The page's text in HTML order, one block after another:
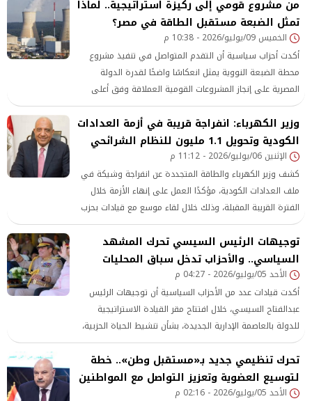
من مشروع قومي إلى ركيزة استراتيجية.. لماذا
تمثل الضبعة مستقبل الطاقة في مصر؟
الخميس 09/يوليو/2026 - 10:38 م
أكدت أحزاب سياسية أن التقدم المتواصل في تنفيذ مشروع
محطة الضبعة النووية يمثل انعكاسًا واضحًا لقدرة الدولة
المصرية على إنجاز المشروعات القومية العملاقة وفق أعلى
المعايير الدولية
وزير الكهرباء: انفراجة قريبة في أزمة العدادات
الكودية وتحويل 1.1 مليون للنظام الشرائحي
الإثنين 06/يوليو/2026 - 11:12 م
كشف وزير الكهرباء والطاقة المتجددة عن انفراجة وشيكة في
ملف العدادات الكودية، مؤكدًا العمل على إنهاء الأزمة خلال
الفترة القريبة المقبلة، وذلك خلال لقاء موسع مع قيادات بحزب
مستقبل وطن.
توجيهات الرئيس السيسي تحرك المشهد
السياسي.. والأحزاب تدخل سباق المحليات
الأحد 05/يوليو/2026 - 04:27 م
أكدت قيادات عدد من الأحزاب السياسية أن توجيهات الرئيس
عبدالفتاح السيسي، خلال افتتاح مقر القيادة الاستراتيجية
للدولة بالعاصمة الإدارية الجديدة، بشأن تنشيط الحياة الحزبية،
وتأهيل الكوادر السياسية والشبابية
تحرك تنظيمي جديد بـ«مستقبل وطن».. خطة
لتوسيع العضوية وتعزيز التواصل مع المواطنين
الأحد 05/يوليو/2026 - 02:16 م